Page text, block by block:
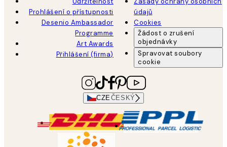
Prohlášení o přístupnosti
Desenio Ambassador
Programme
Art Awards
Přihlášení (firma)
údajů
Cookies
Žádost o zrušení
objednávky
Spravovat soubory
cookie
CZEČESKÝ